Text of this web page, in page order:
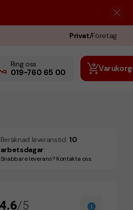
Privat/Företag
Ring oss
019-760 65 00
Beräknad leveranstid: 10
arbetsdagar
Snabbare leverans? Kontakta oss.